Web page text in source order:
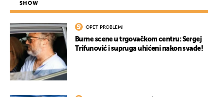
SHOW
OPET PROBLEMI
Burne scene u trgovačkom centru: Sergej
Trifunović i supruga uhićeni nakon svađe!